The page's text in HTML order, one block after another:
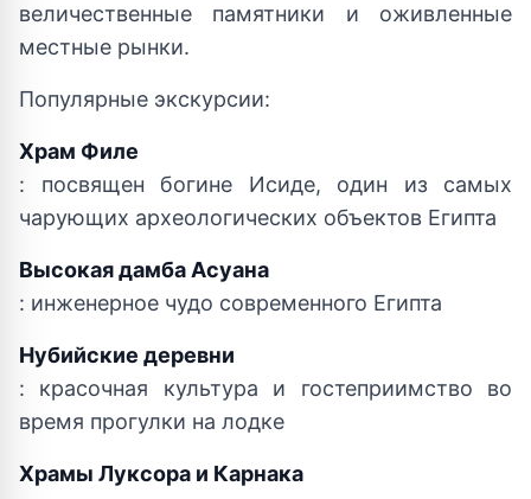
величественные памятники и оживленные
местные рынки.
Популярные экскурсии:
Храм Филе
: посвящен богине Исиде, один из самых
чарующих археологических объектов Египта
Высокая дамба Асуана
: инженерное чудо современного Египта
Нубийские деревни
: красочная культура и гостеприимство во
время прогулки на лодке
Храмы Луксора и Карнака